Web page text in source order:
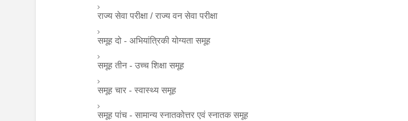
राज्य सेवा परीक्षा / राज्य वन सेवा परीक्षा
समूह दो - अभियांत्रिकी योग्यता समूह
समूह तीन - उच्च शिक्षा समूह
समूह चार - स्वास्थ्य समूह
समूह पांच - सामान्य स्नातकोत्तर एवं स्नातक समूह